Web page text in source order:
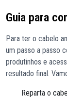
Guia para
Para ter o cabelo
um passo a passo
produtinhos e
resultado final.
Reparta o